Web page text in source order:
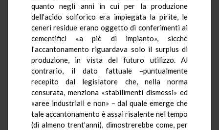
quanto negli anni in cui per la produzione
dell’acido solforico era impiegata la pirite, le
ceneri residue erano oggetto di conferimenti ai
cementifici «a piè di impianto», sicché
l’accantonamento riguardava solo il surplus di
produzione, in vista del futuro utilizzo. Al
contrario, il dato fattuale –puntualmente
recepito dal legislatore che, nella norma
censurata, menziona «stabilimenti dismessi» ed
«aree industriali e non» – dal quale emerge che
tale accantonamento è assai risalente nel tempo
(di almeno trent’anni), dimostrerebbe come, per